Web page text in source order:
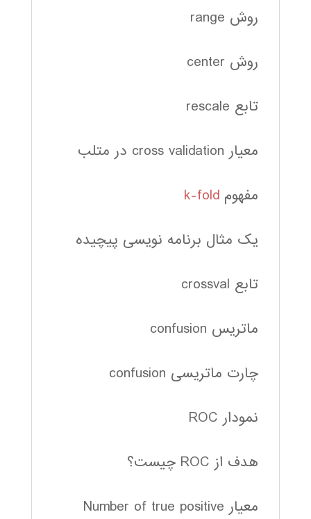
روش range
روش center
تابع rescale
معیار cross validation در متلب
مفهوم k-fold
یک مثال برنامه نویسی پیچیده
تابع crossval
ماتریس confusion
چارت ماتریسی confusion
نمودار ROC
هدف از ROC چیست؟
معیار Number of true positive